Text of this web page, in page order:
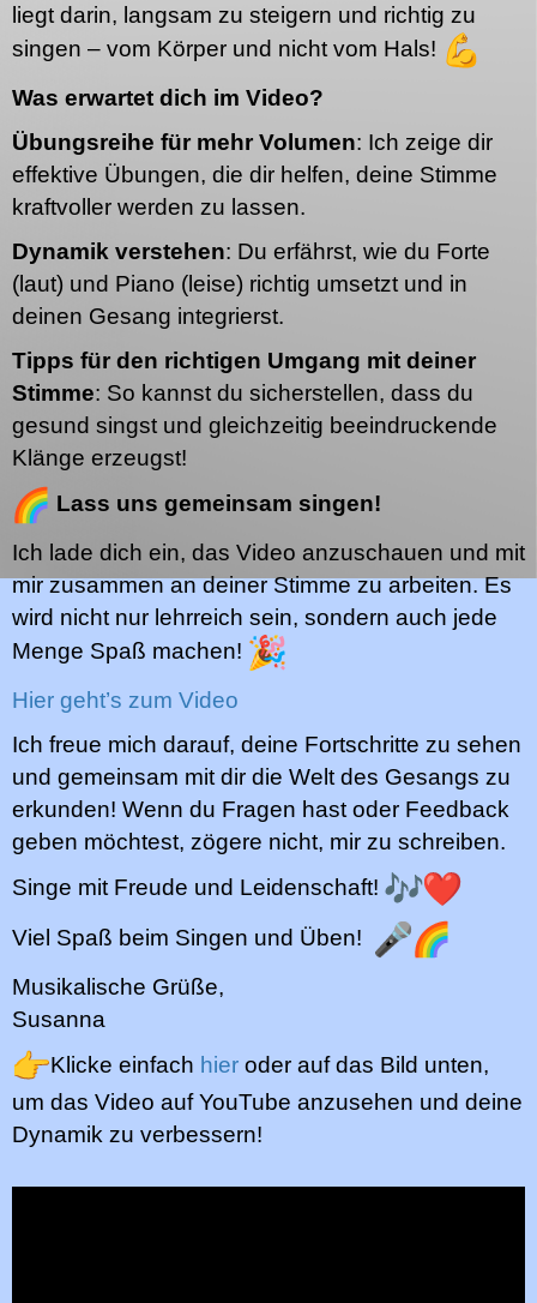
liegt darin, langsam zu steigern und richtig zu
singen – vom Körper und nicht vom Hals!
Was erwartet dich im Video?
Übungsreihe für mehr Volumen: Ich zeige dir
effektive Übungen, die dir helfen, deine Stimme
kraftvoller werden zu lassen.
Dynamik verstehen: Du erfährst, wie du Forte
(laut) und Piano (leise) richtig umsetzt und in
deinen Gesang integrierst.
Tipps für den richtigen Umgang mit deiner
Stimme: So kannst du sicherstellen, dass du
gesund singst und gleichzeitig beeindruckende
Klänge erzeugst!
Lass uns gemeinsam singen!
Ich lade dich ein, das Video anzuschauen und mit
mir zusammen an deiner Stimme zu arbeiten. Es
wird nicht nur lehrreich sein, sondern auch jede
Menge Spaß machen!
Hier geht’s zum Video
Ich freue mich darauf, deine Fortschritte zu sehen
und gemeinsam mit dir die Welt des Gesangs zu
erkunden! Wenn du Fragen hast oder Feedback
geben möchtest, zögere nicht, mir zu schreiben.
Singe mit Freude und Leidenschaft!
Viel Spaß beim Singen und Üben!
Musikalische Grüße,
Susanna
Klicke einfach hier oder auf das Bild unten,
um das Video auf YouTube anzusehen und deine
Dynamik zu verbessern!